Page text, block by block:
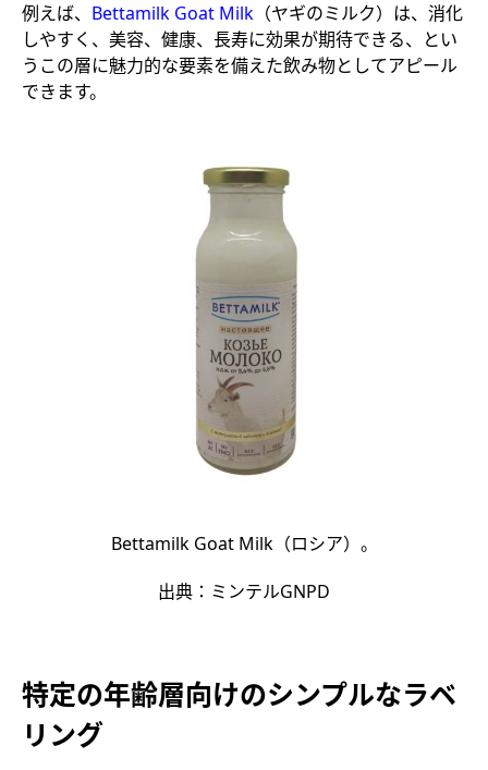
例えば、 Bettamilk Goat Milk （ヤギのミルク）は、消化
しやすく、美容、健康、長寿に効果が期待できる、とい
うこの層に魅力的な要素を備えた飲み物としてアピール
できます。
Bettamilk Goat Milk（ロシア）。
出典：ミンテルGNPD
特定の年齢層向けのシンプルなラベ
リング